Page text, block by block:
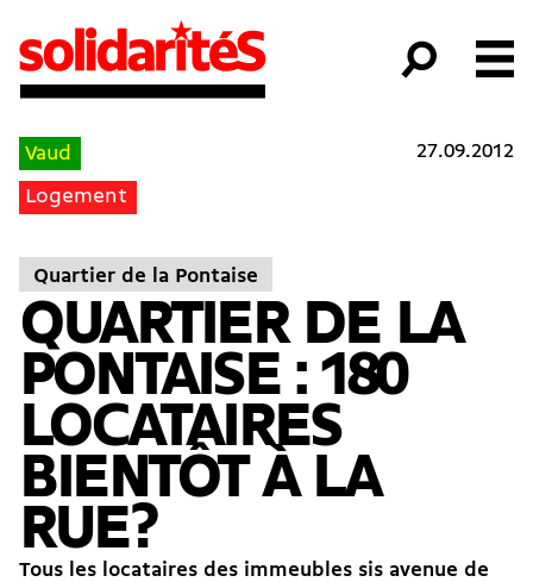
Vaud
Logement
27.09.2012
Quartier de la Pontaise
QUARTIER DE LA
PONTAISE : 180
LOCATAIRES
BIENTÔT À LA
RUE?
Tous les locataires des immeubles sis avenue de